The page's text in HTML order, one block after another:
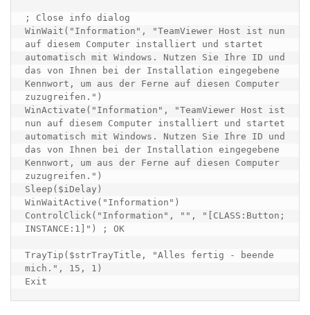
; Close info dialog
WinWait("Information", "TeamViewer Host ist nun
auf diesem Computer installiert und startet
automatisch mit Windows. Nutzen Sie Ihre ID und
das von Ihnen bei der Installation eingegebene
Kennwort, um aus der Ferne auf diesen Computer
zuzugreifen.")
WinActivate("Information", "TeamViewer Host ist
nun auf diesem Computer installiert und startet
automatisch mit Windows. Nutzen Sie Ihre ID und
das von Ihnen bei der Installation eingegebene
Kennwort, um aus der Ferne auf diesen Computer
zuzugreifen.")
Sleep($iDelay)
WinWaitActive("Information")
ControlClick("Information", "", "[CLASS:Button;
INSTANCE:1]") ; OK
TrayTip($strTrayTitle, "Alles fertig - beende
mich.", 15, 1)
Exit